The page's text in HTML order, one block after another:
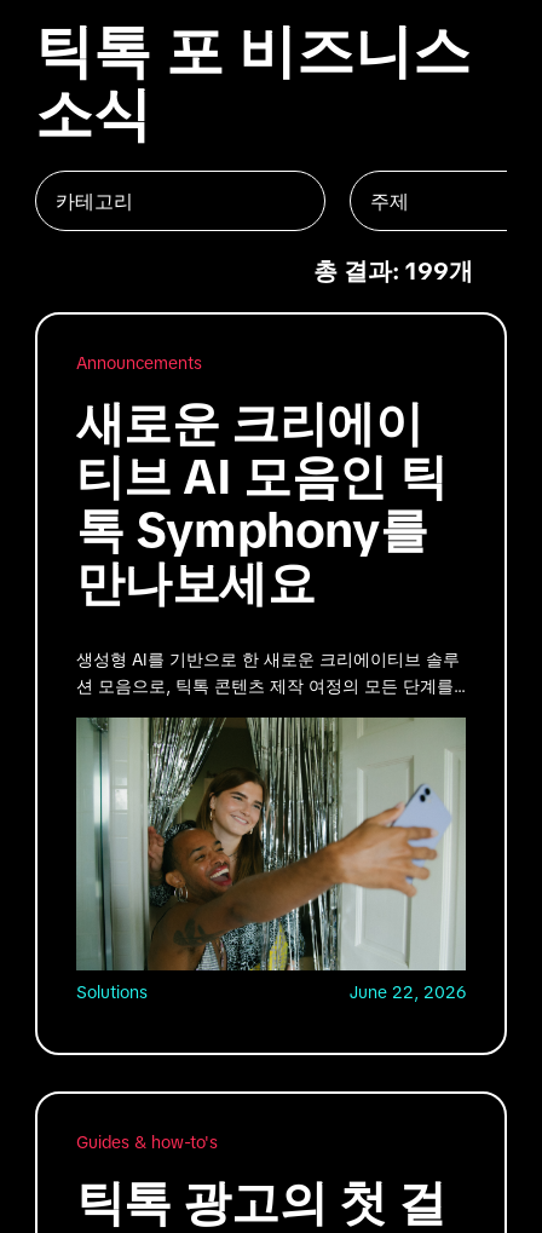
틱톡 포 비즈니스
소식
카테고리 주제
총 결과: 199개
Announcements
새로운 크리에이
티브 AI 모음인 틱
톡 Symphony를
만나보세요
생성형 AI를 기반으로 한 새로운 크리에이티브 솔루
션 모음으로, 틱톡 콘텐츠 제작 여정의 모든 단계를
향상하도록 설계되었습니다.
Solutions June 22, 2026
Guides & how-to's
틱톡 광고의 첫 걸